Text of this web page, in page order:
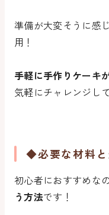
準備が大変そうに感
用！
手軽に手作りケーキ
気軽にチャレンジし
◆必要な材料と
初心者におすすめなの
う方法です！